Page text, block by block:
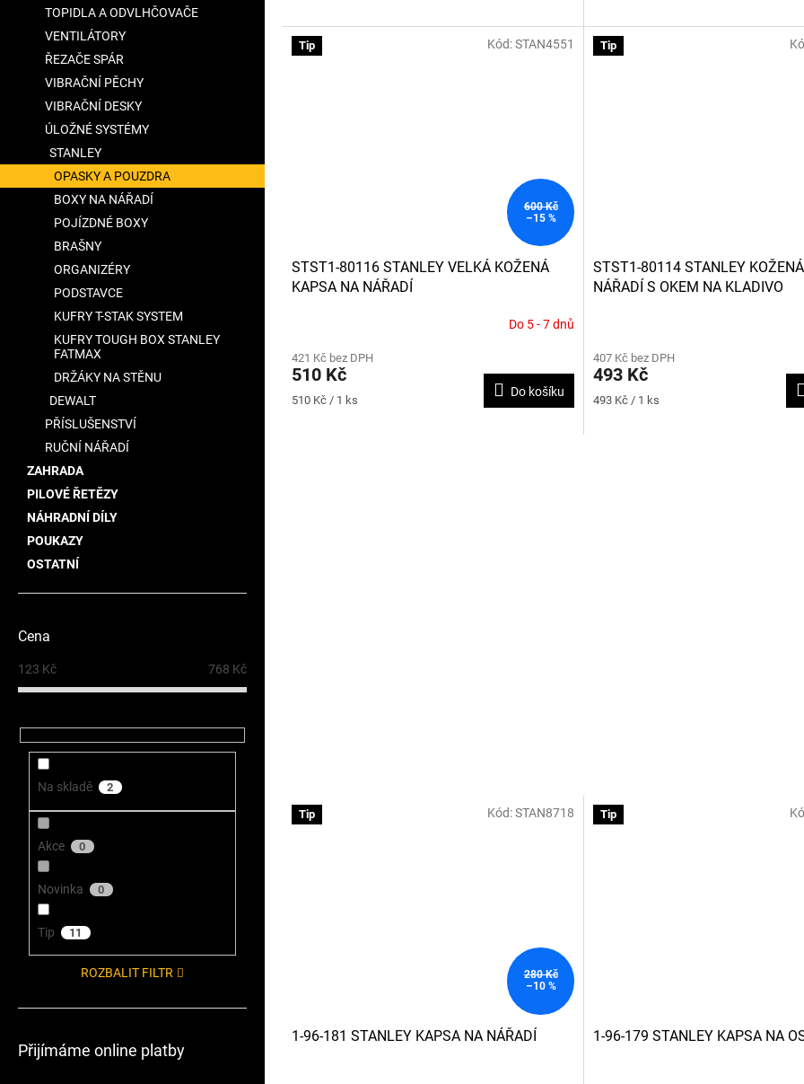
TOPIDLA A ODVLHČOVAČE
VENTILÁTORY
ŘEZAČE SPÁR
VIBRAČNÍ PĚCHY
VIBRAČNÍ DESKY
ÚLOŽNÉ SYSTÉMY
STANLEY
OPASKY A POUZDRA
BOXY NA NÁŘADÍ
POJÍZDNÉ BOXY
BRAŠNY
ORGANIZÉRY
PODSTAVCE
KUFRY T-STAK SYSTEM
KUFRY TOUGH BOX STANLEY
FATMAX
DRŽÁKY NA STĚNU
DEWALT
PŘÍSLUŠENSTVÍ
RUČNÍ NÁŘADÍ
ZAHRADA
PILOVÉ ŘETĚZY
NÁHRADNÍ DÍLY
POUKAZY
OSTATNÍ
Cena
123 Kč 768 Kč
Na skladě 2
Akce 0
Novinka 0
Tip 11
ROZBALIT FILTR
Přijímáme online platby
Tip
600 Kč
–15 %
STST1-80116 STANLEY VELKÁ KOŽENÁ
KAPSA NA NÁŘADÍ
Do 5 - 7 dnů
421 Kč bez DPH
510 Kč
Měrná
510 Kč / 1 ks
Do košíku
Kód:STAN4551 Tip
STST1-80114 STANLEY
NÁŘADÍ S OKEM NA KLADIVO
407 Kč bez DPH
493 Kč
Měrná
493 Kč / 1 ks
Tip
280 Kč
–10 %
1-96-181 STANLEY KAPSA NA NÁŘADÍ
Kód:STAN8718 Tip
1-96-179 STANLEY KAPSA NA